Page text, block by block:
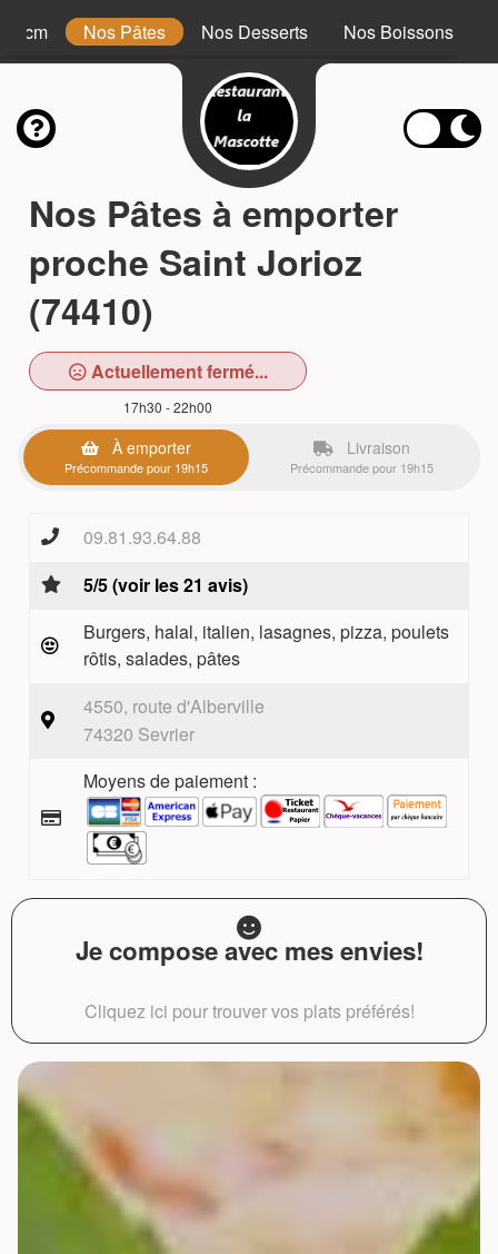
cm Nos Pâtes Nos Desserts Nos Boissons
Nos Pâtes à emporter
proche Saint Jorioz
(74410)
Actuellement fermé...
17h30 - 22h00
À emporter
Précommande pour 19h15
Livraison
Précommande pour 19h15
09.81.93.64.88
5/5 (voir les 21 avis)
Burgers, halal, italien, lasagnes, pizza, poulets
rôtis, salades, pâtes
4550, route d'Alberville
74320 Sevrier
Moyens de paiement :
Je compose avec mes envies!
Cliquez ici pour trouver vos plats préférés!